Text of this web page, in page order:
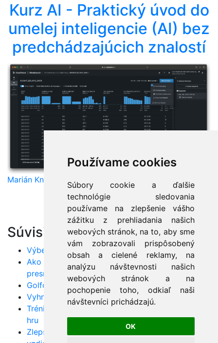
Používame cookies
Súbory cookie a ďalšie
technológie sledovania
používame na zlepšenie vášho
zážitku z prehliadania našich
webových stránok, na to, aby sme
vám zobrazovali prispôsobený
obsah a cielené reklamy, na
analýzu návštevnosti našich
webových stránok a na
pochopenie toho, odkiaľ naši
návštevníci prichádzajú.
OK
Kurz AI - Praktický úvod do
umelej inteligencie (AI) bez
predchádzajúcich znalostí
Marián Knězek
Súvisiace články:
Výber golfových palíc: Tipy pre hráčov
Ako zlepšiť golfový švih: Efektívne techniky pre
presnejšiu hru
Golfová etiketa: Správne správanie sa na ihrisku
Vyhnite sa chybám: Tipy pre lepšiu golfovú hru
Tréning pre golfistov: Ako sa fyzicky pripraviť na
hru
Zlepšite svoje odpaly: Ako dosiahnuť väčšiu